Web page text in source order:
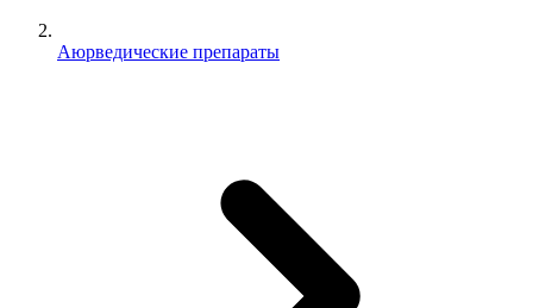
Аюрведические препараты